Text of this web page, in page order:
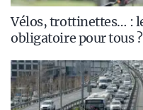
Vélos, trottinettes… :
obligatoire pour tous ?